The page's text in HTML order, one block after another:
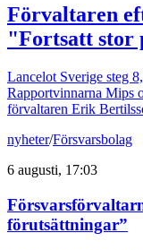
Förvaltaren
"Fortsatt stor
Lancelot Sverige steg
Rapportvinnarna Mips
förvaltaren Erik
nyheter/Försvarsbolag
6 augusti, 17:03
förutsättningar”